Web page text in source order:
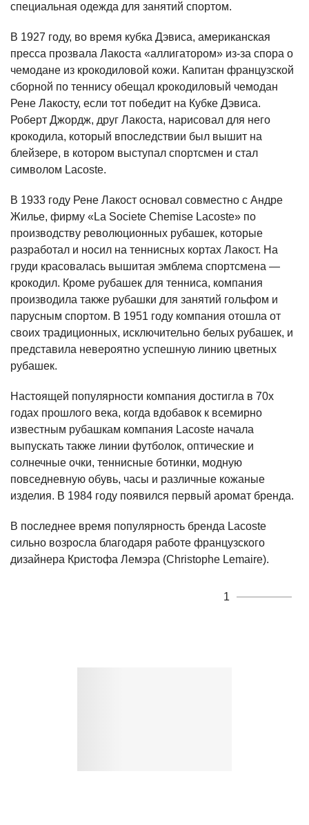
специальная одежда для занятий спортом.
В 1927 году, во время кубка Дэвиса, американская
пресса прозвала Лакоста «аллигатором» из-за спора о
чемодане из крокодиловой кожи. Капитан французской
сборной по теннису обещал крокодиловый чемодан
Рене Лакосту, если тот победит на Кубке Дэвиса.
Роберт Джордж, друг Лакоста, нарисовал для него
крокодила, который впоследствии был вышит на
блейзере, в котором выступал спортсмен и стал
символом Lacoste.
В 1933 году Рене Лакост основал совместно с Андре
Жилье, фирму «La Societe Chemise Lacoste» по
производству революционных рубашек, которые
разработал и носил на теннисных кортах Лакост. На
груди красовалась вышитая эмблема спортсмена —
крокодил. Кроме рубашек для тенниса, компания
производила также рубашки для занятий гольфом и
парусным спортом. В 1951 году компания отошла от
своих традиционных, исключительно белых рубашек, и
представила невероятно успешную линию цветных
рубашек.
Настоящей популярности компания достигла в 70х
годах прошлого века, когда вдобавок к всемирно
известным рубашкам компания Lacoste начала
выпускать также линии футболок, оптические и
солнечные очки, теннисные ботинки, модную
повседневную обувь, часы и различные кожаные
изделия. В 1984 году появился первый аромат бренда.
В последнее время популярность бренда Lacoste
сильно возросла благодаря работе французского
дизайнера Кристофа Лемэра (Christophe Lemaire).
1